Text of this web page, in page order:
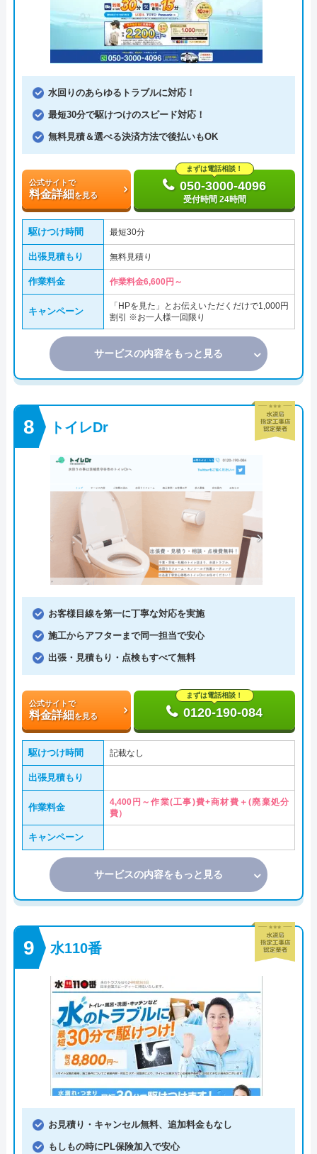
水回りのあらゆるトラブルに対応！
最短30分で駆けつけのスピード対応！
無料見積＆選べる決済方法で後払いもOK
公式サイトで
料金詳細を見る
まずは電話相談！
050-3000-4096
受付時間 24時間
駆けつけ時間 最短30分
出張見積もり 無料見積り
作業料金 作業料金6,600円～
キャンペーン
「HPを見た」とお伝えいただくだけで1,000円
割引 ※お一人様一回限り
サービスの内容をもっと見る
トイレDr
お客様目線を第一に丁寧な対応を実施
施工からアフターまで同一担当で安心
出張・見積もり・点検もすべて無料
公式サイトで
料金詳細を見る
まずは電話相談！
0120-190-084
駆けつけ時間 記載なし
出張見積もり
作業料金
4,400円～作業(工事)費+商材費＋(廃棄処分
費）
キャンペーン
サービスの内容をもっと見る
水110番
お見積り・キャンセル無料、追加料金もなし
もしもの時にPL保険加入で安心